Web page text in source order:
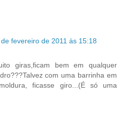
de fevereiro de 2011 às 15:18
giras,ficam bem em qualquer
com uma barrinha em
ficasse giro...(É só uma